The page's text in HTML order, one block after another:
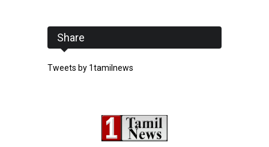
Share
Tweets by 1tamilnews